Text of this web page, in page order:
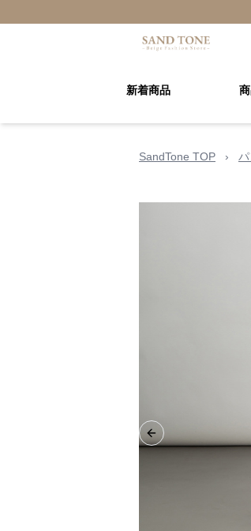
新着商品
SandTone TOP ›
Previous slide